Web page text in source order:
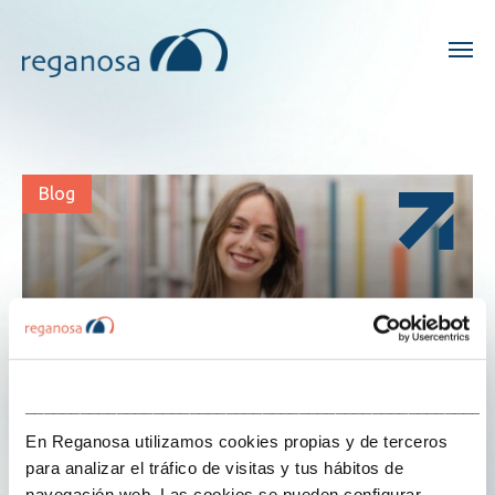
En Reganosa utilizamos cookies propias y de terceros
para analizar el tráfico de visitas y tus hábitos de
Blog